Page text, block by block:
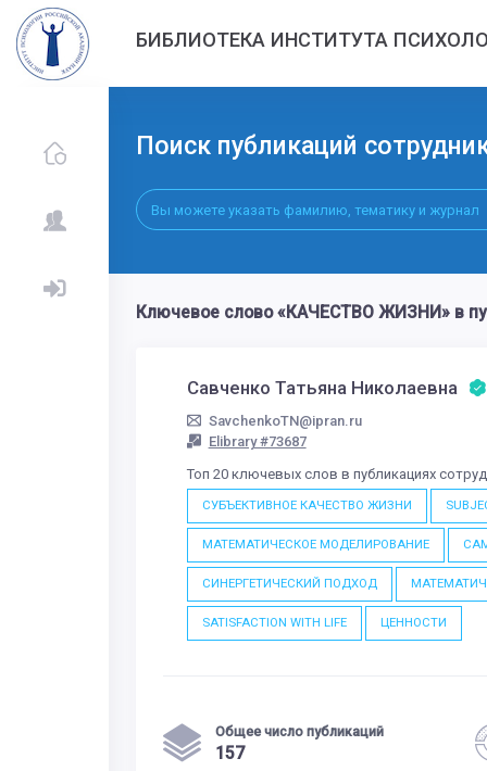
БИБЛИОТЕКА ИНСТИТУТА
Поиск публикаций
Ключевое слово «КАЧЕСТВО ЖИЗНИ» в
Савченко Татьяна Николаевна
SavchenkoTN@ipran.ru
Elibrary #73687
Топ 20 ключевых слов в публикациях
СУБЪЕКТИВНОЕ КАЧЕСТВО ЖИЗНИ
МАТЕМАТИЧЕСКОЕ МОДЕЛИРОВАНИЕ
СИНЕРГЕТИЧЕСКИЙ ПОДХОД
SATISFACTION WITH LIFE ЦЕННОСТИ
Общее число публикаций
157